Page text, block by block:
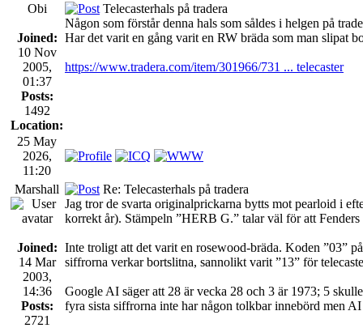
Obi
Joined:
10 Nov
2005,
01:37
Posts:
1492
Location:
Telecasterhals på tradera
Någon som förstår denna hals som såldes i helgen på
Har det varit en gång varit en RW bräda som man slipat
https://www.tradera.com/item/301966/731 ... telecaster
25 May
2026,
11:20
Marshall
Joined:
14 Mar
2003,
14:36
Posts:
2721
Re: Telecasterhals på tradera
Jag tror de svarta originalprickarna bytts mot pearloid i
korrekt år). Stämpeln ”HERB G.” talar väl för att
Inte troligt att det varit en rosewood-bräda. Koden ”03”
siffrorna verkar bortslitna, sannolikt varit ”13” för
Google AI säger att 28 är vecka 28 och 3 är 1973; 5
fyra sista siffrorna inte har någon tolkbar innebörd men